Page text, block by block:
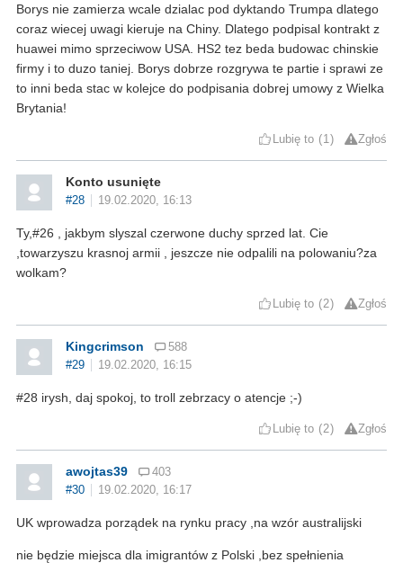
Borys nie zamierza wcale dzialac pod dyktando Trumpa dlatego
coraz wiecej uwagi kieruje na Chiny. Dlatego podpisal kontrakt z
huawei mimo sprzeciwow USA. HS2 tez beda budowac chinskie
firmy i to duzo taniej. Borys dobrze rozgrywa te partie i sprawi ze
to inni beda stac w kolejce do podpisania dobrej umowy z Wielka
Brytania!
Lubię to 1 Zgłoś
Konto usunięte
#28 19.02.2020, 16:13
Ty,#26 , jakbym slyszal czerwone duchy sprzed lat. Cie
,towarzyszu krasnoj armii , jeszcze nie odpalili na polowaniu?za
wolkam?
Lubię to 2 Zgłoś
Kingcrimson
588
#29
19.02.2020, 16:15
#28 irysh, daj spokoj, to troll zebrzacy o atencje ;-)
Lubię to 2 Zgłoś
awojtas39
403
#30
19.02.2020, 16:17
UK wprowadza porządek na rynku pracy ,na wzór australijski
nie będzie miejsca dla imigrantów z Polski ,bez spełnienia